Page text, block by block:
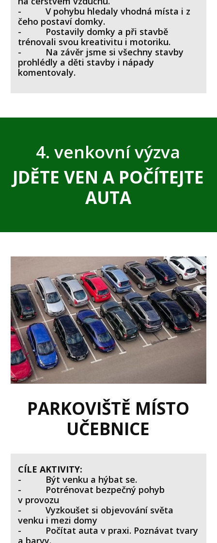
- V pohybu hledaly vhodná místa i z
čeho postaví domky.
- Postavily domky a při stavbě
trénovali svou kreativitu i motoriku.
- Na závěr jsme si všechny stavby
prohlédly a děti stavby i nápady
komentovaly.
4. venkovní výzva
JDĚTE VEN A POČÍTEJTE
AUTA
PARKOVIŠTĚ MÍSTO
UČEBNICE
CÍLE AKTIVITY:
- Být venku a hýbat se.
- Potrénovat bezpečný pohyb
v provozu
- Vyzkoušet si objevování světa
venku i mezi domy
- Počítat auta v praxi. Poznávat tvary
a barvy.